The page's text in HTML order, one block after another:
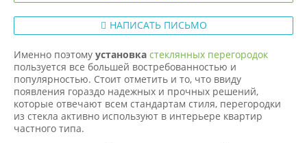
НАПИСАТЬ ПИСЬМО
Именно поэтому установка стеклянных перегородок
пользуется все большей востребованностью и
популярностью. Стоит отметить и то, что ввиду
появления гораздо надежных и прочных решений,
которые отвечают всем стандартам стиля, перегородки
из стекла активно используют в интерьере квартир
частного типа.